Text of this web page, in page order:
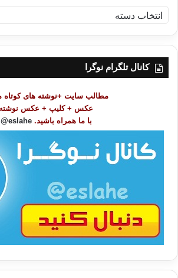
ه
ر
کانال تلگرام نوگرا
مطالب سایت +نوشته های کوتاه
عکس + کلیپ + عکس نوشته
با ما همراه باشید. eslahe@